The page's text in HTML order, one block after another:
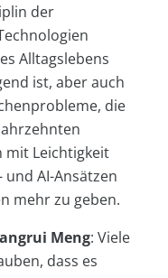
der
Alltagslebens
ist, aber auch
die
mit Leichtigkeit
AI-Ansätzen
mehr zu geben.
Meng: Viele
dass es